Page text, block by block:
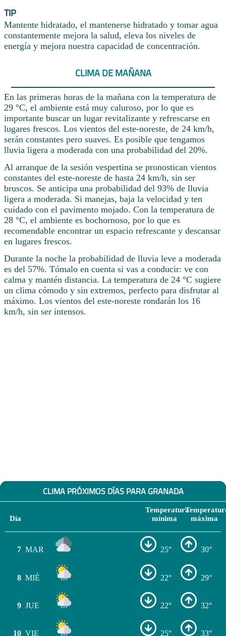
TIP
Mantente hidratado, el mantenerse hidratado y tomar agua
constantemente mejora la salud, eleva los niveles de
energía y mejora nuestra capacidad de concentración.
CLIMA DE MAÑANA
En las primeras horas de la mañana con la temperatura de
29 °C, el ambiente está muy caluroso, por lo que es
importante buscar un lugar revitalizante y refrescarse en
lugares frescos. Los vientos del este-noreste, de 24 km/h,
serán constantes pero suaves. Es posible que tengamos
lluvia ligera a moderada con una probabilidad del 20%.
Al arranque de la sesión vespertina se pronostican vientos
constantes del este-noreste de hasta 24 km/h, sin ser
bruscos. Se anticipa una probabilidad del 93% de lluvia
ligera a moderada. Si manejas, baja la velocidad y ten
cuidado con el pavimento mojado. Con la temperatura de
28 °C, el ambiente es bochornoso, por lo que es
recomendable encontrar un espacio refrescante y descansar
en lugares frescos.
Durante la noche la probabilidad de lluvia leve a moderada
es del 57%. Tómalo en cuenta si vas a conducir: ve con
calma y mantén distancia. La temperatura de 24 °C sugiere
un clima cómodo y sin extremos, perfecto para disfrutar al
máximo. Los vientos del este-noreste rondarán los 16
km/h, sin ser intensos.
CLIMA PRÓXIMOS DÍAS PARA GRANADA
Día
Temperatura
mínima
máxima
7 MAR 25° 30°
8 MIÉ 22° 29°
9 JUE 22° 32°
10 VIE 25° 33°